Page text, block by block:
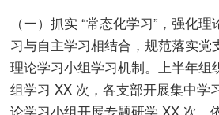
（一）抓实 “常态化学习”，强化
习与自主学习相结合，规范落实党
理论学习小组学习机制。上半年组
组学习 XX 次，各支部开展集中学
论学习小组开展专题研学 XX 次。